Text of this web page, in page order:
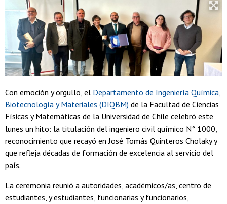
Con emoción y orgullo, el Departamento de Ingeniería Química,
Biotecnología y Materiales (DIQBM) de la Facultad de Ciencias
Físicas y Matemáticas de la Universidad de Chile celebró este
lunes un hito: la titulación del ingeniero civil químico N° 1000,
reconocimiento que recayó en José Tomás Quinteros Cholaky y
que refleja décadas de formación de excelencia al servicio del
país.
La ceremonia reunió a autoridades, académicos/as, centro de
estudiantes, y estudiantes, funcionarias y funcionarios,